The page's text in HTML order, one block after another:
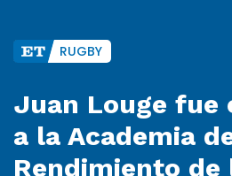
RUGBY
Juan Louge fue
a la Academia
Rendimiento de